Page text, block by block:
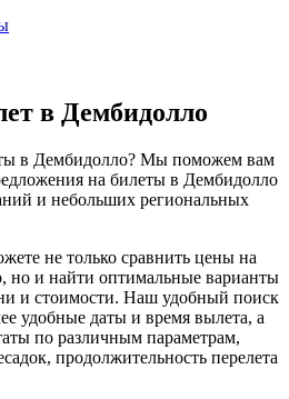
в Дембидолло
в Дембидолло? Мы поможем вам
на билеты в Дембидолло
и небольших региональных
не только сравнить цены на
но и найти оптимальные варианты
и стоимости. Наш удобный поиск
удобные даты и время вылета, а
по различным параметрам,
продолжительность перелета